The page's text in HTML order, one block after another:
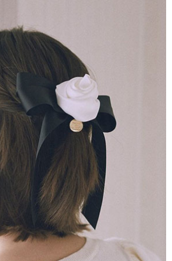
，可選擇「超商條碼／台灣大直營門市／銀行轉
」等通路繳費。
股份有限公司」（以下簡稱本公司）所提供，讓
務購買商品或服務，並由商店將買賣／分期付款
，依約使用本公司帳單繳交帳款。
付你分期」之契約關係目的，商店將以您的個人
址）提供予台灣大哥大進項蒐集、處理及利用，
帳單所需資料之確認、核對及更正。
閱以下連結：
https://oppay.tw/userRule
確認金額後，即可完成結帳。
收到繳費通知簡訊。
天內，點擊此簡訊中的連結，可透過四大超商／
式進行付款，方視為交易完成。
下不需立刻繳費，但若您需要取消訂單，請聯絡
同意取消之訂單仍視為有效，需透過AFTEE先享
先享後付 」之結帳頁面顯示為準，若有關於
消欲退款等相關疑問，請聯繫「AFTEE先享後付
support/home
限公司提供之「AFTEE先享後付」服務完成之交
內提供個人資料，並將交易相關給付款項請求債
公司。
，請瀏覽以下網址：
徵得法定代理人或監護人之同意方可使用
未經同意申辦者引起之損失，本公司不負相關責
付」時，將依據個別帳號之用戶狀況，依本公司即
；若仍有額度不足之情形，本公司將視審查結果
含以上)免運費
含以上)免運費
含以上)免運費
含以上)免運費
含以上)免運費
含以上)免運費